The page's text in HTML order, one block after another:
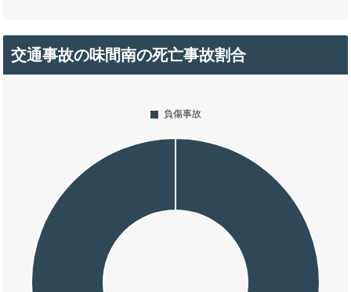
交通事故の味間南の死亡事故割合